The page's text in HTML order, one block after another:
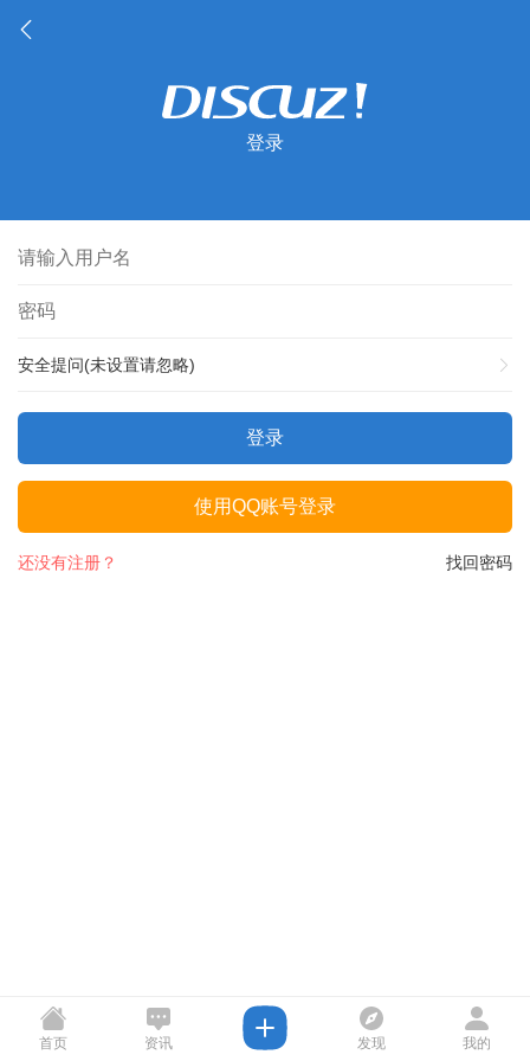
登录
安全提问(未设置请忽略)
登录
使用QQ账号登录
找回密码
还没有注册？
首页 资讯 发现 我的